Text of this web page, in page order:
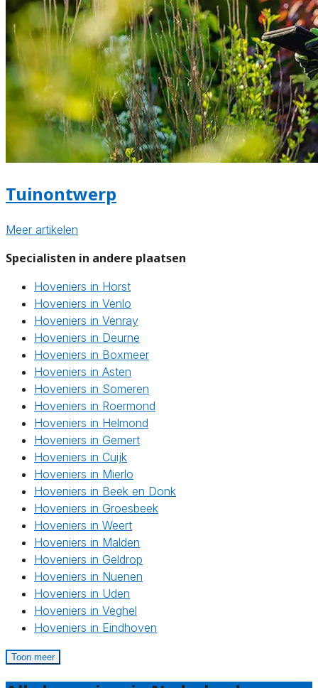
Tuinontwerp
Meer artikelen
Specialisten in andere plaatsen
Hoveniers in Horst
Hoveniers in Venlo
Hoveniers in Venray
Hoveniers in Deurne
Hoveniers in Boxmeer
Hoveniers in Asten
Hoveniers in Someren
Hoveniers in Roermond
Hoveniers in Helmond
Hoveniers in Gemert
Hoveniers in Cuijk
Hoveniers in Mierlo
Hoveniers in Beek en Donk
Hoveniers in Groesbeek
Hoveniers in Weert
Hoveniers in Malden
Hoveniers in Geldrop
Hoveniers in Nuenen
Hoveniers in Uden
Hoveniers in Veghel
Hoveniers in Eindhoven
Toon meer